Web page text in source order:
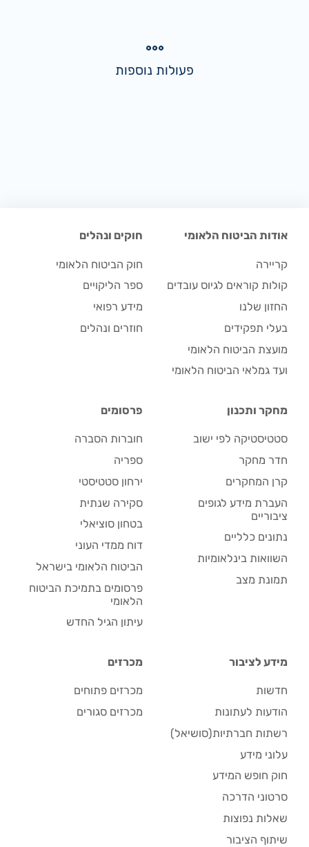
פעולות נוספות
אודות הביטוח הלאומי
קריירה
קולות קוראים לגיוס עובדים
החזון שלנו
בעלי תפקידים
מועצת הביטוח הלאומי
ועד גמלאי הביטוח הלאומי
חוקים ונהלים
חוק הביטוח הלאומי
ספר הליקויים
מידע רפואי
חוזרים ונהלים
מחקר ותכנון
סטטיסטיקה לפי ישוב
חדר מחקר
קרן המחקרים
העברת מידע לגופים
ציבוריים
נתונים כלליים
השוואות בינלאומיות
תמונת מצב
פרסומים
חוברות הסברה
ספריה
ירחון סטטיסטי
סקירה שנתית
בטחון סוציאלי
דוח ממדי העוני
הביטוח הלאומי בישראל
פרסומים בתמיכת הביטוח
הלאומי
עיתון הגיל החדש
מידע לציבור
חדשות
הודעות לעתונות
רשתות חברתיות(סושיאל)
עלוני מידע
חוק חופש המידע
סרטוני הדרכה
שאלות נפוצות
שיתוף הציבור
מכרזים
מכרזים פתוחים
מכרזים סגורים